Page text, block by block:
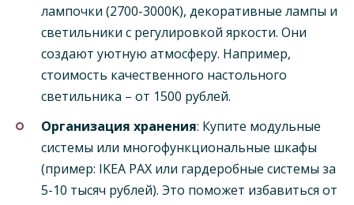
лампочки (2700-3000K), декоративные лампы и
светильники с регулировкой яркости. Они
создают уютную атмосферу. Например,
стоимость качественного настольного
светильника – от 1500 рублей.
Организация хранения: Купите модульные
системы или многофункциональные шкафы
(пример: IKEA PAX или гардеробные системы за
5-10 тысяч рублей). Это поможет избавиться от